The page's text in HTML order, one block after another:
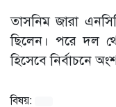
তাসনিম জারা
ছিলেন। পরে দল
হিসেবে নির্বাচনে
বিষয়: